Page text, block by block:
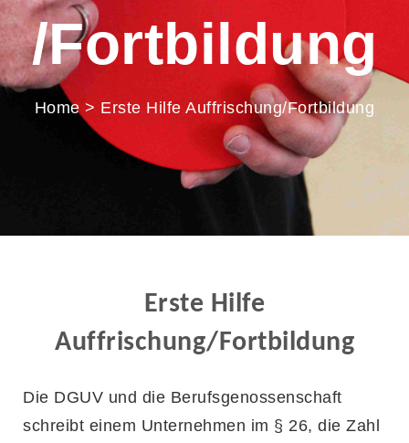
/Fortbildung
Home > Erste Hilfe Auffrischung/Fortbildung
Erste Hilfe
Auffrischung/Fortbildung
Die DGUV und die Berufsgenossenschaft
schreibt einem Unternehmen im § 26, die Zahl